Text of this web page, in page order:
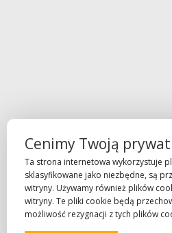
Cenimy Twoją
Ta strona internetowa wykorzystuje
sklasyfikowane jako niezbędne, są
witryny. Używamy również plików
witryny. Te pliki cookie będą
możliwość rezygnacji z tych plików